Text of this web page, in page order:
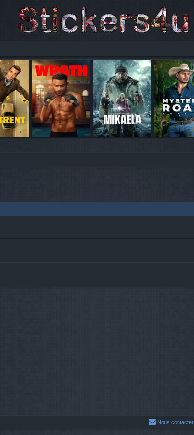
Nous contacter